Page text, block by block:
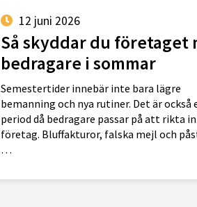
12 juni 2026
Så skyddar du företaget
bedragare i sommar
Semestertider innebär inte bara lägre
bemanning och nya rutiner. Det är också
period då bedragare passar på att rikta
företag. Bluffakturor, falska mejl och
…